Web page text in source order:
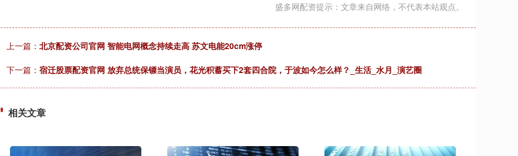
盛多网配资提示：文章来自网络，不代表本站观点。
上一篇： 北京配资公司官网 智能电网概念持续走高 苏文电能20cm涨停
下一篇： 宿迁股票配资官网 放弃总统保镖当演员，花光积蓄买下2套四合院，于波如今怎么样？_生活_水月_演艺圈
相关文章